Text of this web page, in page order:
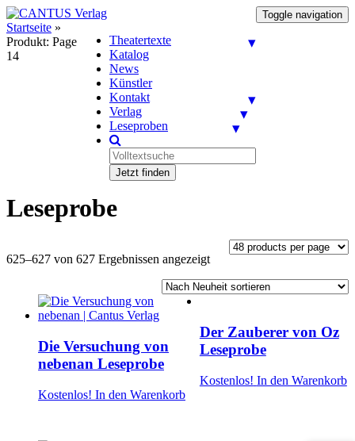
Toggle navigation
Theatertexte
Katalog
News
Künstler
Kontakt
Verlag
Leseproben
Jetzt finden
Startseite »
Produkt: Page
14
Leseprobe
625–627 von 627 Ergebnissen angezeigt
Die Versuchung von
nebenan Leseprobe
Kostenlos! In den Warenkorb
Der Zauberer von Oz
Leseprobe
Kostenlos! In den Warenkorb